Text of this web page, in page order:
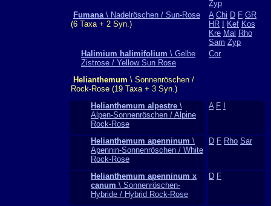
Zyp
Fumana\ Nadelröschen / Sun-Rose
(6 Taxa + 2 Syn.)
A Chi D F GR
HR
Kef Kos
Kre Mal Rho
Sam Zyp
Halimium halimifolium \ Gelbe
Zistrose / Yellow Sun Rose
Cor
Helianthemum \ Sonnenröschen /
Rock-Rose (19 Taxa + 3 Syn.)
Helianthemum alpestre \
Alpen-Sonnenröschen / Alpine
Rock-Rose
A F
Helianthemum apenninum \
Apennin-Sonnenröschen / White
Rock-Rose
D F Rho Sar
Helianthemum apenninum x
canum \ Sonnenröschen-
Hybride / Hybrid Rock-Rose
D F